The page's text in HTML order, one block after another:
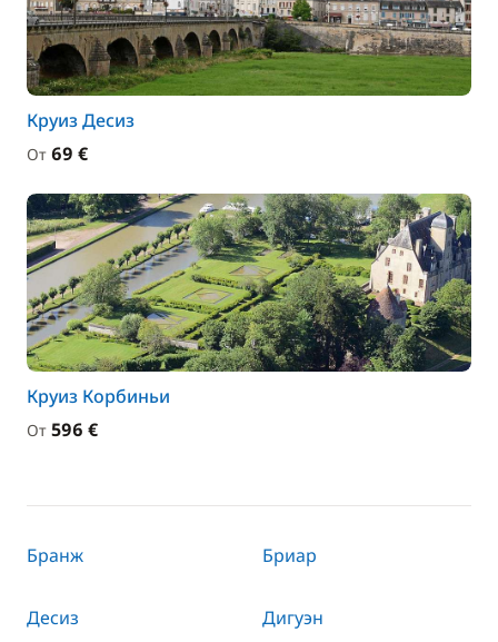
Круиз Десиз
От 69 €
Круиз Корбиньи
От 596 €
Бранж Бриар
Десиз Дигуэн